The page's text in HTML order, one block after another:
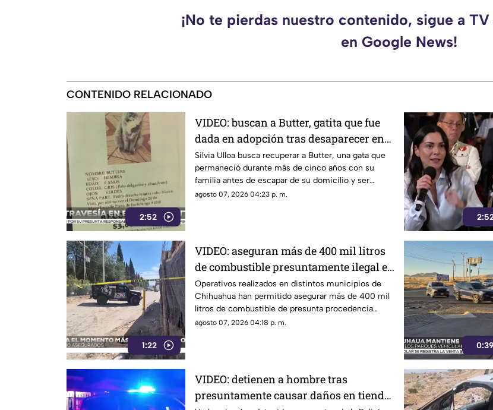
¡No te pierdas nuestro contenido, sigue a
en Google News!
CONTENIDO RELACIONADO
2:52
VIDEO: buscan a Butter, gatita que fue
dada en adopción tras desaparecer en
Ciudad Juárez
Silvia Ulloa busca recuperar a Butter, una gata que
permaneció durante más de cinco años con su
familia antes de escapar de su domicilio y ser
resguardada por autoridades.
agosto 07, 2026 04:23 p. m.
1:22
VIDEO: aseguran más de 400 mil litros
de combustible presuntamente ilegal en
Chihuahua
Operativos realizados en distintos municipios de
Chihuahua han permitido asegurar más de 400 mil
litros de combustible de presunta procedencia
ilegal.
agosto 07, 2026 04:18 p. m.
0:39
VIDEO: detienen a hombre tras
presuntamente causar daños en tienda